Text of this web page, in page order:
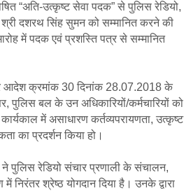
“अति-उत्कृष्ट सेवा पदक” से पुलिस रेडियो,
श्री दशरथ सिंह सुमन को सम्मानित करने की
में पदक एवं प्रशस्ति पत्र से सम्मानित
आदेश क्रमांक 30 दिनांक 28.07.2018 के
पुलिस बल के उन अधिकारियों/कर्मचारियों को
में असाधारण कर्तव्यपरायणता, उत्कृष्ट
का प्रदर्शन किया हो।
पुलिस रेडियो संचार प्रणाली के संचालन,
श्रेष्ठ योगदान दिया है। उनके द्वारा